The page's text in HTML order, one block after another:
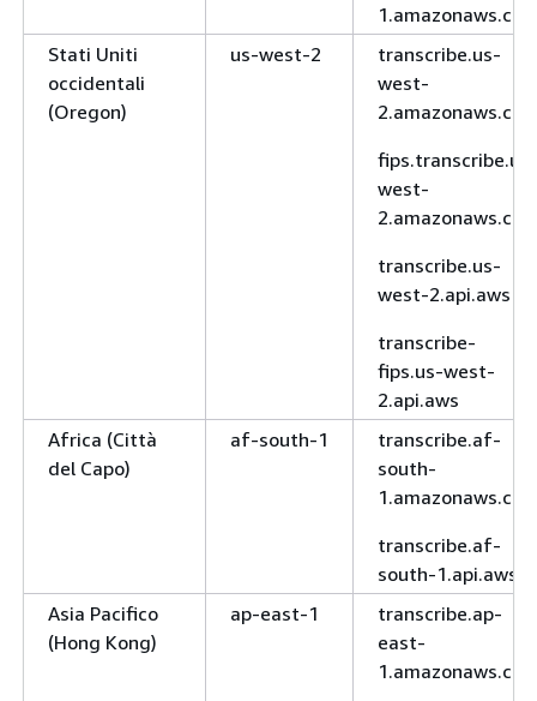
Stati Uniti
occidentali
(Oregon)
us-west-2
transcribe.us-
west-
fips.transcribe.us-
west-
transcribe.us-
west-2.api.aws
transcribe-
fips.us-west-
2.api.aws
Africa (Città
del Capo)
af-south-1
transcribe.af-
south-
transcribe.af-
south-1.api.aws
Asia Pacifico
(Hong Kong)
ap-east-1
transcribe.ap-
east-